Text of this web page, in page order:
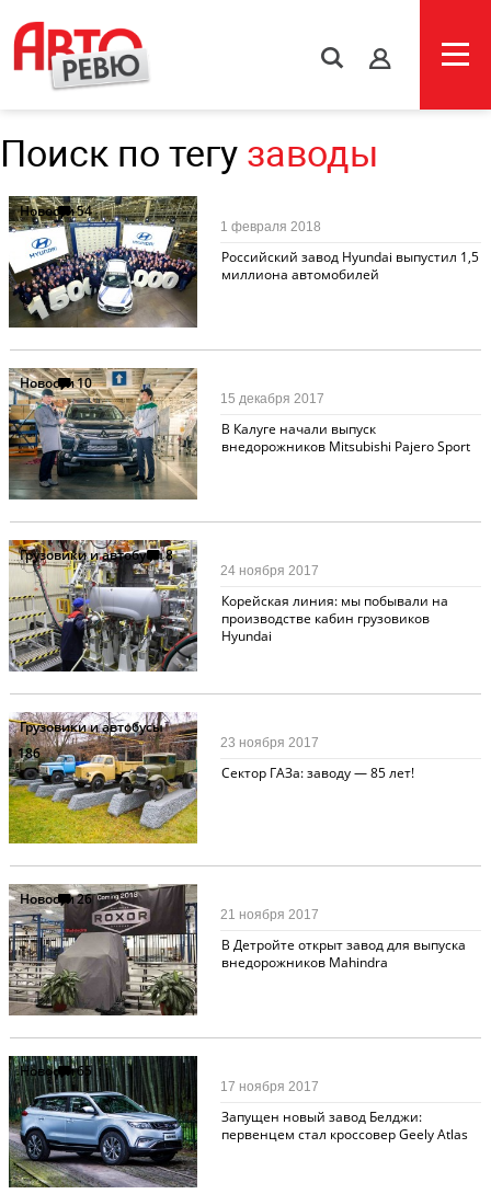
s
Поиск по тегу заводы
Новости54
Российский завод Hyundai выпустил 1,5
миллиона автомобилей
1 февраля 2018
Новости10
В Калуге начали выпуск
внедорожников Mitsubishi Pajero Sport
15 декабря 2017
Грузовики и автобусы8
Корейская линия: мы побывали на
производстве кабин грузовиков
Hyundai
24 ноября 2017
Грузовики и автобусы
186
Сектор ГАЗа: заводу — 85 лет!
23 ноября 2017
Новости26
В Детройте открыт завод для выпуска
внедорожников Mahindra
21 ноября 2017
Новости65
Запущен новый завод Белджи:
первенцем стал кроссовер Geely Atlas
17 ноября 2017